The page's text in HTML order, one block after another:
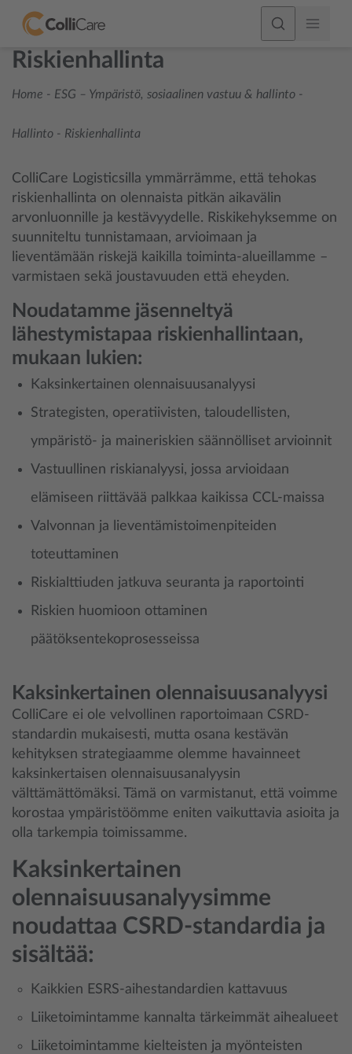
Riskienhallinta
Home - ESG – Ympäristö, sosiaalinen vastuu & hallinto -
Hallinto - Riskienhallinta
ColliCare Logisticsilla ymmärrämme, että tehokas
riskienhallinta on olennaista pitkän aikavälin
arvonluonnille ja kestävyydelle. Riskikehyksemme on
suunniteltu tunnistamaan, arvioimaan ja
lieventämään riskejä kaikilla toiminta-alueillamme –
varmistaen sekä joustavuuden että eheyden.
Noudatamme jäsenneltyä
lähestymistapaa riskienhallintaan,
mukaan lukien:
Kaksinkertainen olennaisuusanalyysi
Strategisten, operatiivisten, taloudellisten,
ympäristö- ja maineriskien säännölliset arvioinnit
Vastuullinen riskianalyysi, jossa arvioidaan
elämiseen riittävää palkkaa kaikissa CCL-maissa
Valvonnan ja lieventämistoimenpiteiden
toteuttaminen
Riskialttiuden jatkuva seuranta ja raportointi
Riskien huomioon ottaminen
päätöksentekoprosesseissa
Kaksinkertainen olennaisuusanalyysi
ColliCare ei ole velvollinen raportoimaan CSRD-
standardin mukaisesti, mutta osana kestävän
kehityksen strategiaamme olemme havainneet
kaksinkertaisen olennaisuusanalyysin
välttämättömäksi. Tämä on varmistanut, että voimme
korostaa ympäristöömme eniten vaikuttavia asioita ja
olla tarkempia toimissamme.
Kaksinkertainen
olennaisuusanalyysimme
noudattaa CSRD-standardia ja
sisältää:
Kaikkien ESRS-aihestandardien kattavuus
Liiketoimintamme kannalta tärkeimmät aihealueet
Liiketoimintamme kielteisten ja myönteisten